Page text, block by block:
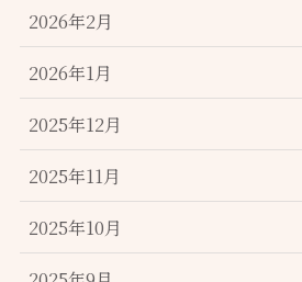
2026年2月
2026年1月
2025年12月
2025年11月
2025年10月